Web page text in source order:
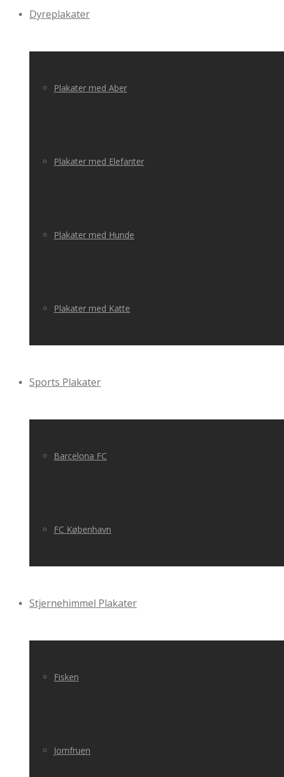
Dyreplakater
Plakater med Aber
Plakater med Elefanter
Plakater med Hunde
Plakater med Katte
Sports Plakater
Barcelona FC
FC København
Stjernehimmel Plakater
Fisken
Jomfruen